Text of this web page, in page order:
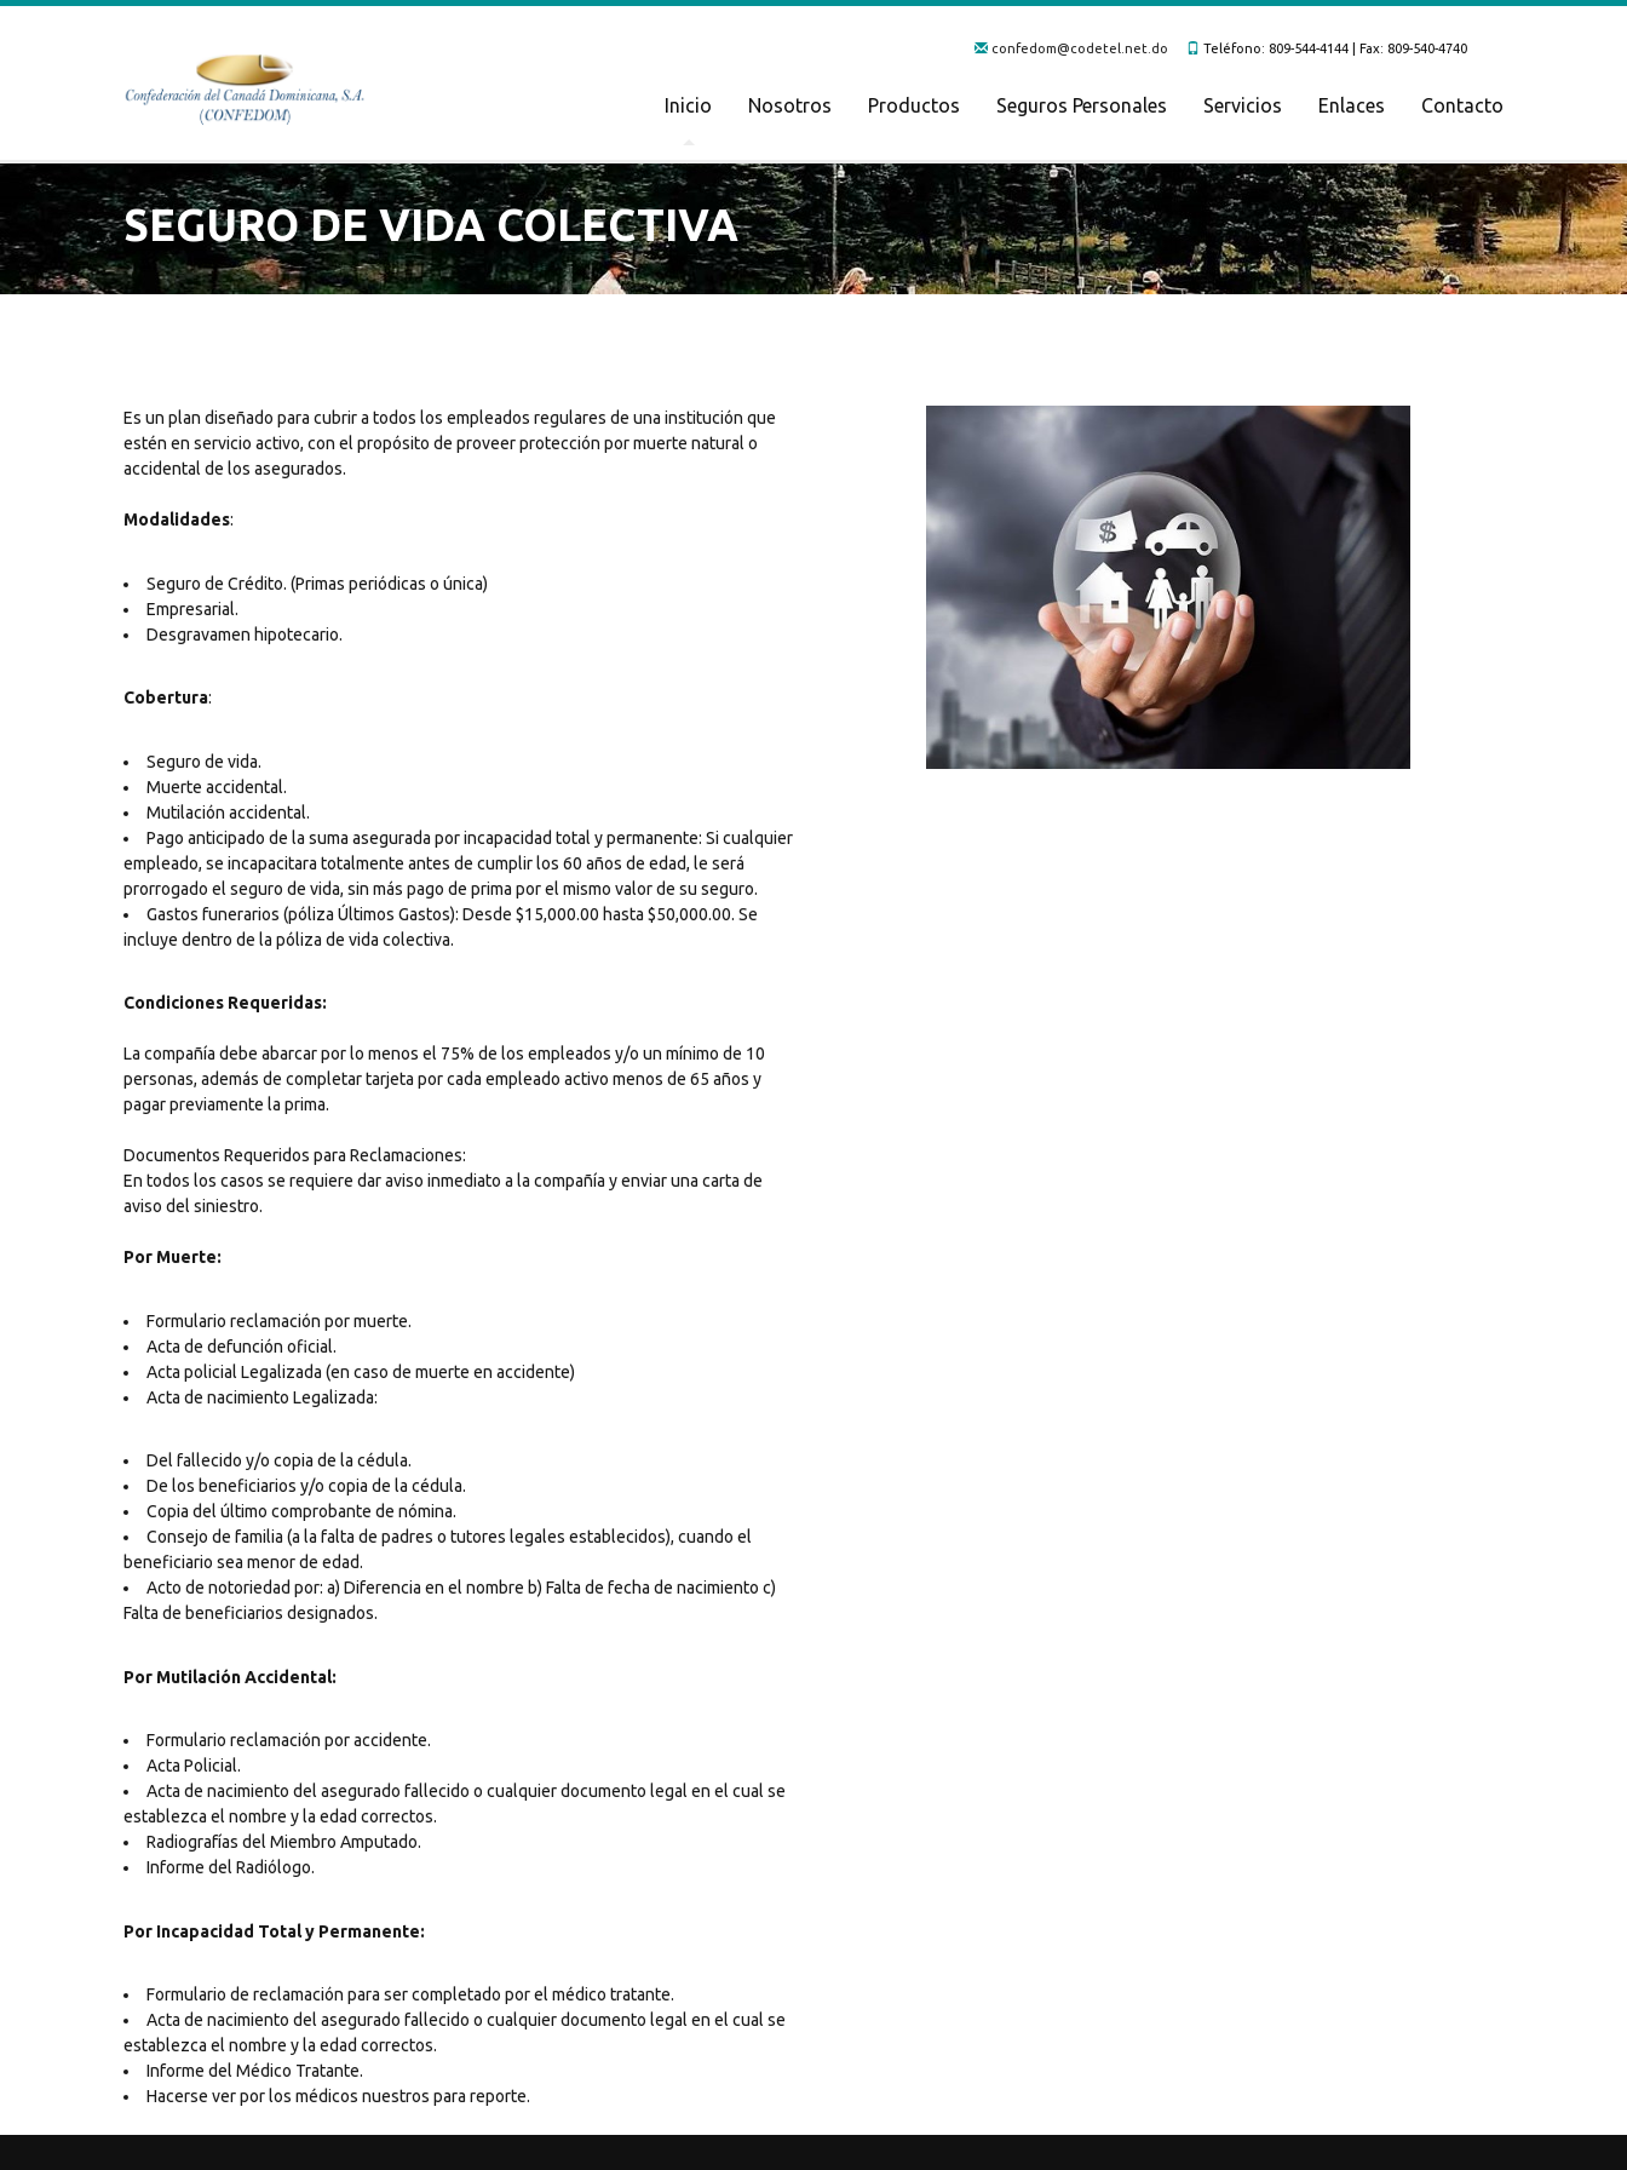
confedom@codetel.net.do Teléfono: 809-544-4144 | Fax: 809-540-4740
Inicio Nosotros Productos Seguros Personales Servicios Enlaces Contacto
SEGURO DE VIDA COLECTIVA
Es un plan diseñado para cubrir a todos los empleados regulares de una institución que
estén en servicio activo, con el propósito de proveer protección por muerte natural o
accidental de los asegurados.
Modalidades:
Seguro de Crédito. (Primas periódicas o única)
Empresarial.
Desgravamen hipotecario.
Cobertura:
Seguro de vida.
Muerte accidental.
Mutilación accidental.
Pago anticipado de la suma asegurada por incapacidad total y permanente: Si cualquier
empleado, se incapacitara totalmente antes de cumplir los 60 años de edad, le será
prorrogado el seguro de vida, sin más pago de prima por el mismo valor de su seguro.
Gastos funerarios (póliza Últimos Gastos): Desde $15,000.00 hasta $50,000.00. Se
incluye dentro de la póliza de vida colectiva.
Condiciones Requeridas:
La compañía debe abarcar por lo menos el 75% de los empleados y/o un mínimo de 10
personas, además de completar tarjeta por cada empleado activo menos de 65 años y
pagar previamente la prima.
Documentos Requeridos para Reclamaciones:
En todos los casos se requiere dar aviso inmediato a la compañía y enviar una carta de
aviso del siniestro.
Por Muerte:
Formulario reclamación por muerte.
Acta de defunción oficial.
Acta policial Legalizada (en caso de muerte en accidente)
Acta de nacimiento Legalizada:
Del fallecido y/o copia de la cédula.
De los beneficiarios y/o copia de la cédula.
Copia del último comprobante de nómina.
Consejo de familia (a la falta de padres o tutores legales establecidos), cuando el
beneficiario sea menor de edad.
Acto de notoriedad por: a) Diferencia en el nombre b) Falta de fecha de nacimiento c)
Falta de beneficiarios designados.
Por Mutilación Accidental:
Formulario reclamación por accidente.
Acta Policial.
Acta de nacimiento del asegurado fallecido o cualquier documento legal en el cual se
establezca el nombre y la edad correctos.
Radiografías del Miembro Amputado.
Informe del Radiólogo.
Por Incapacidad Total y Permanente:
Formulario de reclamación para ser completado por el médico tratante.
Acta de nacimiento del asegurado fallecido o cualquier documento legal en el cual se
establezca el nombre y la edad correctos.
Informe del Médico Tratante.
Hacerse ver por los médicos nuestros para reporte.